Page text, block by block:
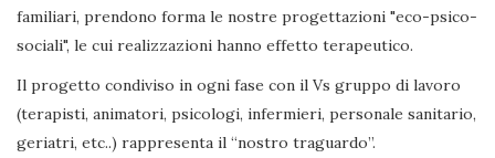
familiari, prendono forma le nostre progettazioni "eco-psico-
sociali", le cui realizzazioni hanno effetto terapeutico.
Il progetto condiviso in ogni fase con il Vs gruppo di lavoro
(terapisti, animatori, psicologi, infermieri, personale sanitario,
geriatri, etc..) rappresenta il “nostro traguardo”.